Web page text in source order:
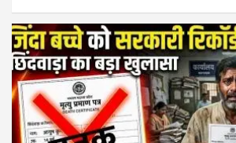
ce
b
o
o
k
at
s
A
p
p
ail ar
e